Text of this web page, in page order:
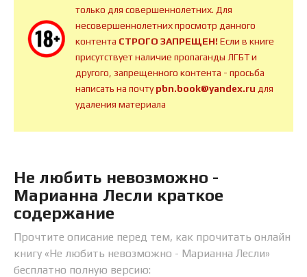
только для совершеннолетних. Для
несовершеннолетних просмотр данного
контента СТРОГО ЗАПРЕЩЕН!Если в книге
присутствует наличие пропаганды ЛГБТ и
другого, запрещенного контента - просьба
написать на почтуpbn.book@yandex.ru для
удаления материала
Не любить невозможно -
Марианна Лесли краткое
содержание
Прочтите описание перед тем, как прочитать онлайн
книгу «Не любить невозможно - Марианна Лесли»
бесплатно полную версию: